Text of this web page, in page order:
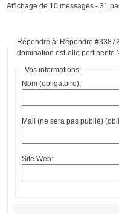
Affichage de 10 messages - 31
Répondre à: Répondre
domination est-elle pertinente
Vos informations:
Nom (obligatoire):
Mail (ne sera pas publié)
Site Web: